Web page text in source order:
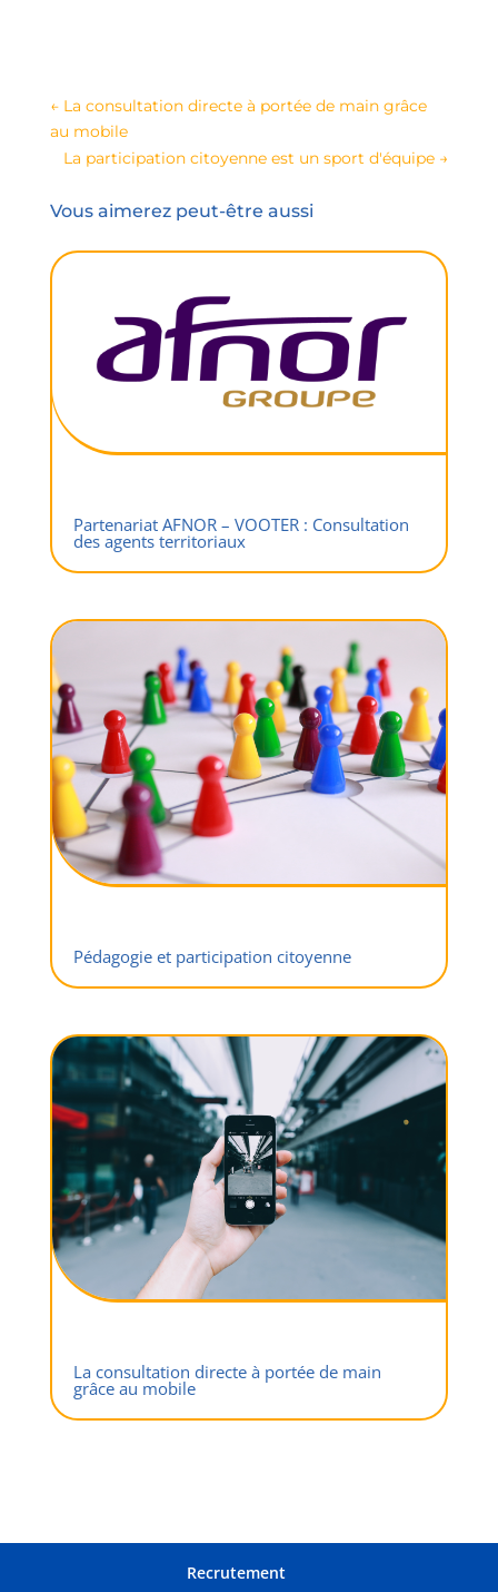
← La consultation directe à portée de main grâce
au mobile
La participation citoyenne est un sport d'équipe →
Vous aimerez peut-être aussi
Partenariat AFNOR – VOOTER : Consultation
des agents territoriaux
Pédagogie et participation citoyenne
La consultation directe à portée de main
grâce au mobile
Recrutement